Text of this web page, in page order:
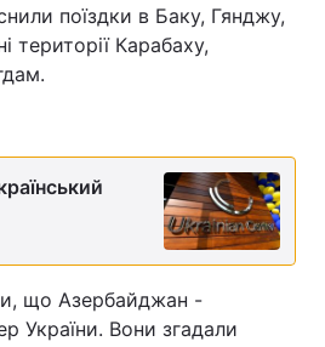
поїздки в Баку, Гянджу,
території Карабаху,
що Азербайджан -
України. Вони згадали